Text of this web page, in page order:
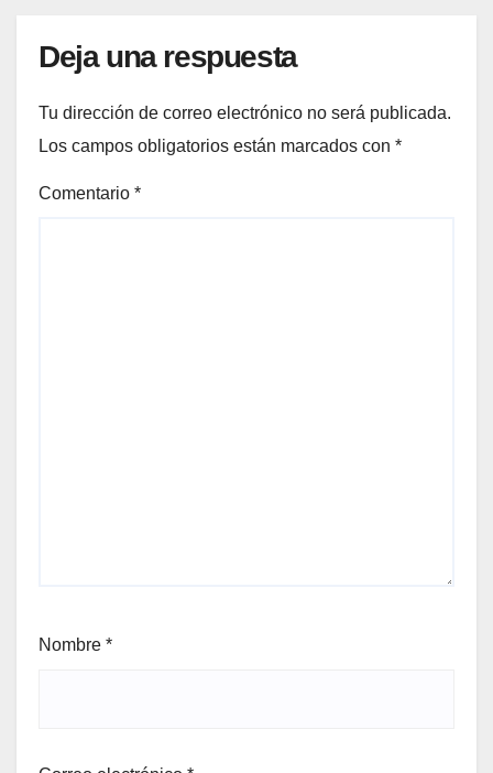
Deja una respuesta
Tu dirección de correo electrónico no será publicada.
Los campos obligatorios están marcados con *
Comentario *
Nombre *